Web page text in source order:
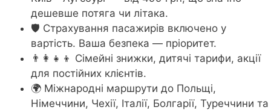
дешевше потяга чи літака.
🛡️ Страхування пасажирів включено у
вартість. Ваша безпека — пріоритет.
👨‍👩‍👧‍👦 Сімейні знижки, дитячі тарифи, акції
для постійних клієнтів.
🌍 Міжнародні маршрути до Польщі,
Німеччини, Чехії, Італії, Болгарії, Туреччини та